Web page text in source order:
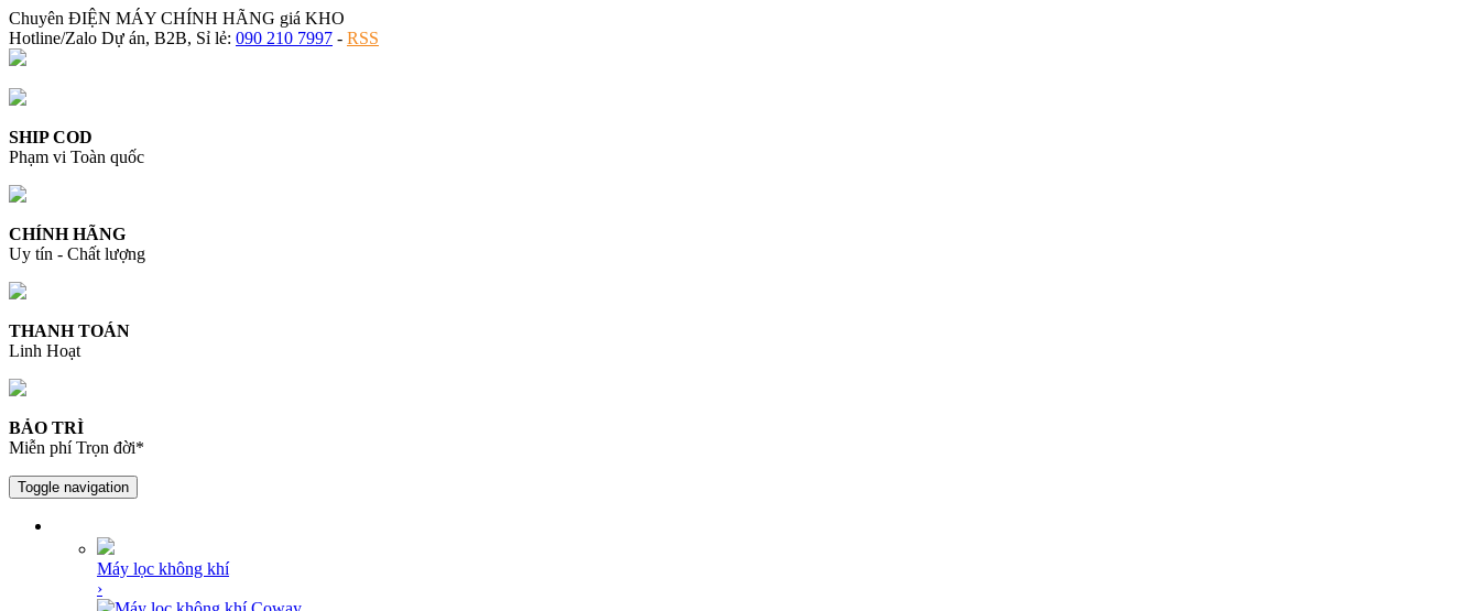
Chuyên ĐIỆN MÁY CHÍNH HÃNG giá KHO
Hotline/Zalo Dự án, B2B, Sỉ lẻ: 090 210 7997 - RSS
SHIP COD
Phạm vi Toàn quốc
CHÍNH HÃNG
Uy tín - Chất lượng
THANH TOÁN
Linh Hoạt
BẢO TRÌ
Miễn phí Trọn đời*
Toggle navigation
Máy lọc không khí
›